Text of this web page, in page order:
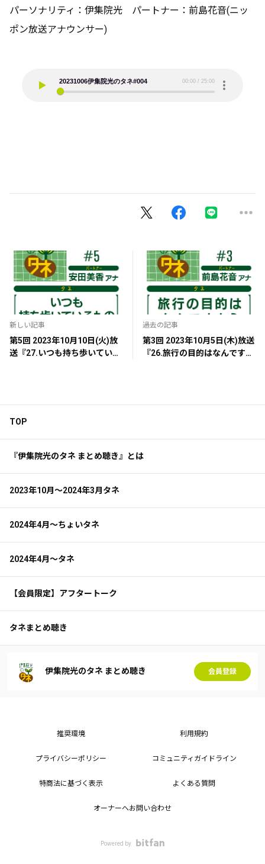
パーソナリティ：伊集院光 パートナー：前島花音(ニッ
ポン放送アナウンサー)
新しい記事
第5回 2023年10月10日(火)放
送『27.いつも持ち歩いている
過去の記事
第3回 2023年10月5日(木)放送
『26.旅行の目的はなんです
TOP
『伊集院光のタネ まとめ聴き』とは
2023年10月～2024年3月タネ
2024年4月～ちょいタネ
2024年4月～タネ
【会員限定】アフタートーク
タネまとめ聴き
伊集院光のタネ まとめ聴き 会員登録
推奨環境 利用規約
プライバシーポリシー コミュニティガイドライン
特商法に基づく表示 よくある質問
オーナーへお問い合わせ
Powered by